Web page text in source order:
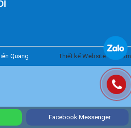
Quang Thiết kế Website Trí Phạm
Facebook Messenger